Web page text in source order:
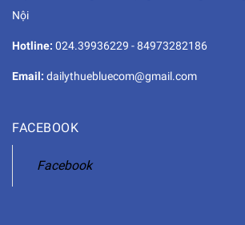
Nội
Hotline: 024.39936229 -84973282186
Email: dailythuebluecom@gmail.com
FACEBOOK
Facebook